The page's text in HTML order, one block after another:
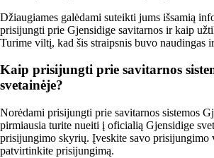
Džiaugiames galėdami suteikti jums išsamią
prisijungti prie Gjensidige savitarnos ir kaip
Turime viltį, kad šis straipsnis buvo naudingas
Kaip prisijungti prie savitarnos
svetainėje?
Norėdami prisijungti prie savitarnos sistemos
pirmiausia turite nueiti į oficialią Gjensidige
prisijungimo skyrių. Įveskite savo prisijungimo
patvirtinkite prisijungimą.